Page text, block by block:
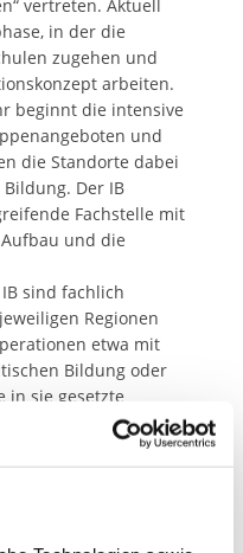
vertreten. Aktuell
in der die
zugehen und
arbeiten.
beginnt die intensive
und
die Standorte dabei
Der IB
Fachstelle mit
und die
sind fachlich
Regionen
etwa mit
Bildung oder
in sie gesetzte
zu erfüllen. So
zur Förderung von
bei. „Das in uns
Vergangenheit“,